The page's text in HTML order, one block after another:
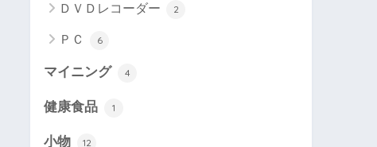
ＤＶＤレコーダー 2
ＰＣ 6
マイニング 4
健康食品 1
小物 12